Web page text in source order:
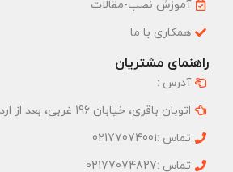
آموزش نصب-مقالات
همکاری با ما
راهنمای مشتریان
آدرس :
اتوبان باقری، خیابان 196 غربی، بعد از اردیبهشت، پلاک77
تماس :02177074001
تماس :02177074827